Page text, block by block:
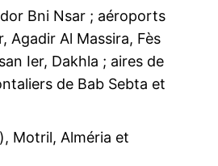
Insight Publications
Nous contacter
Bni Nsar ; aéroports
Agadir Al Massira, Fès
Ier, Dakhla ; aires de
de Bab Sebta et
Motril, Alméria et